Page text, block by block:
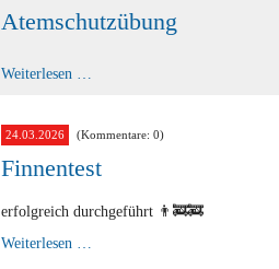
Geschichte
Atemschutzübung
Weiterlesen …
24.03.2026 (Kommentare: 0)
Finnentest
erfolgreich durchgeführt 👨‍🚒🚒
Weiterlesen …